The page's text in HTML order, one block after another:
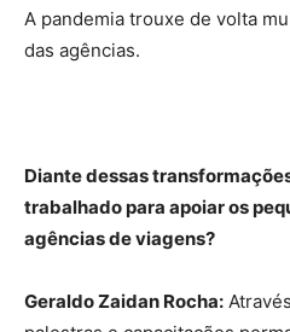
A pandemia trouxe de volta
das agências.
Diante dessas
trabalhado para apoiar os
agências de viagens?
Geraldo Zaidan Rocha: